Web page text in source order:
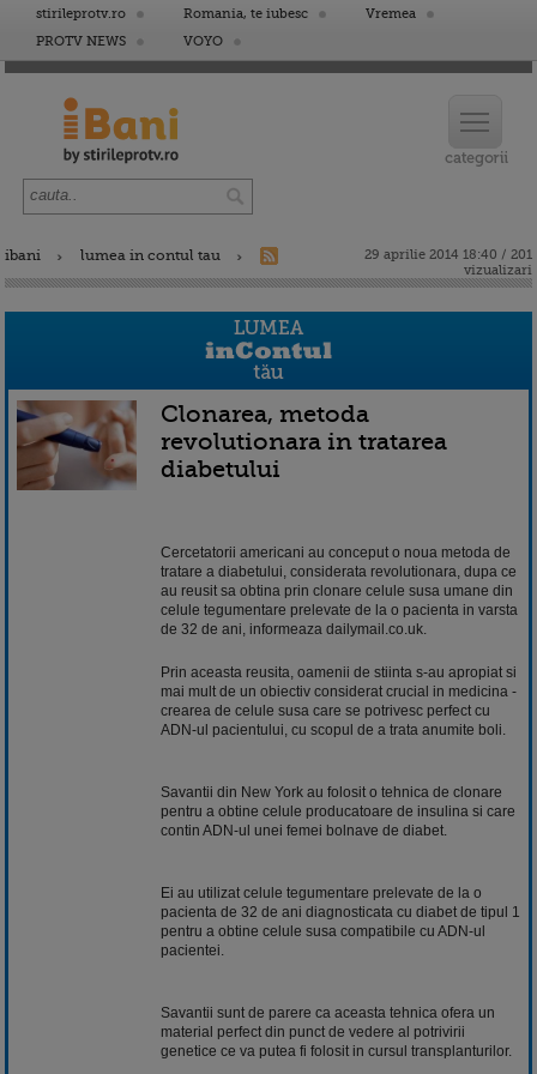
stirileprotv.ro Romania, te iubesc
Vremea
PROTV NEWS
VOYO
ibani lumea in contul tau
29 aprilie 2014 18:40 / 201
vizualizari
Clonarea, metoda
revolutionara in tratarea
diabetului
Cercetatorii americani au conceput o noua metoda de
tratare a diabetului, considerata revolutionara, dupa ce
au reusit sa obtina prin clonare celule susa umane din
celule tegumentare prelevate de la o pacienta in varsta
de 32 de ani, informeaza dailymail.co.uk.
Prin aceasta reusita, oamenii de stiinta s-au apropiat si
mai mult de un obiectiv considerat crucial in medicina -
crearea de celule susa care se potrivesc perfect cu
ADN-ul pacientului, cu scopul de a trata anumite boli.
Savantii din New York au folosit o tehnica de clonare
pentru a obtine celule producatoare de insulina si care
contin ADN-ul unei femei bolnave de diabet.
Ei au utilizat celule tegumentare prelevate de la o
pacienta de 32 de ani diagnosticata cu diabet de tipul 1
pentru a obtine celule susa compatibile cu ADN-ul
pacientei.
Savantii sunt de parere ca aceasta tehnica ofera un
material perfect din punct de vedere al potrivirii
genetice ce va putea fi folosit in cursul transplanturilor.